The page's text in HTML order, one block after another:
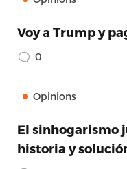
Voy a Trump y
0
Opinions
El sinhogarismo
historia y